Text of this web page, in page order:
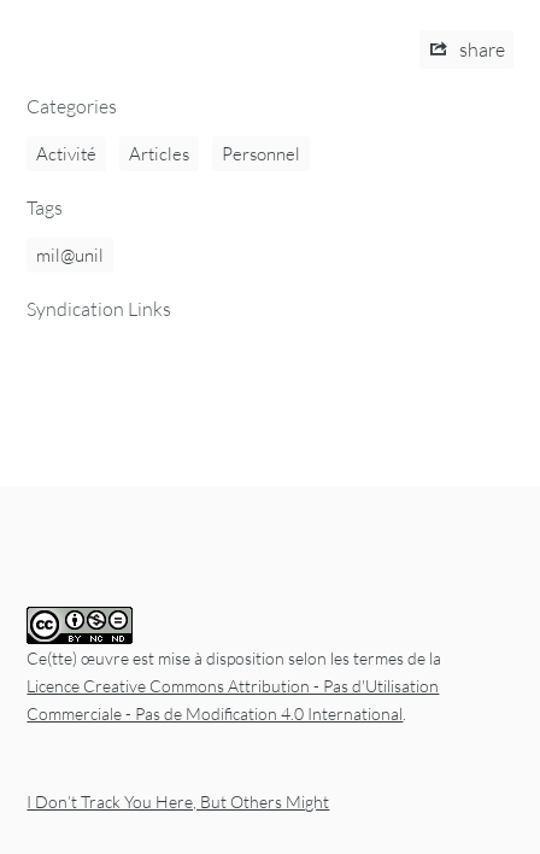
share
Categories
Activité Articles Personnel
Tags
mil@unil
Syndication Links
Ce(tte) œuvre est mise à disposition selon les termes de la
Licence Creative Commons Attribution - Pas d'Utilisation
Commerciale - Pas de Modification 4.0 International
I Don’t Track You Here, But Others Might